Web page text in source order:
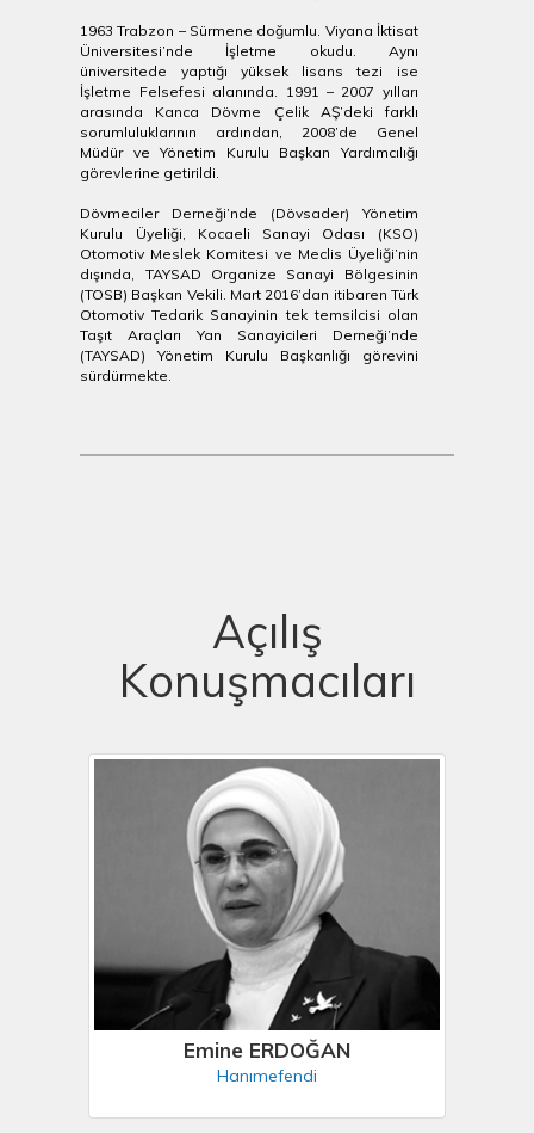
1963 Trabzon – Sürmene doğumlu. Viyana İktisat
Üniversitesi’nde İşletme okudu. Aynı
üniversitede yaptığı yüksek lisans tezi ise
İşletme Felsefesi alanında. 1991 – 2007 yılları
arasında Kanca Dövme Çelik AŞ’deki farklı
sorumluluklarının ardından, 2008’de Genel
Müdür ve Yönetim Kurulu Başkan Yardımcılığı
görevlerine getirildi.
Dövmeciler Derneği’nde (Dövsader) Yönetim
Kurulu Üyeliği, Kocaeli Sanayi Odası (KSO)
Otomotiv Meslek Komitesi ve Meclis Üyeliği’nin
dışında, TAYSAD Organize Sanayi Bölgesinin
(TOSB) Başkan Vekili. Mart 2016’dan itibaren Türk
Otomotiv Tedarik Sanayinin tek temsilcisi olan
Taşıt Araçları Yan Sanayicileri Derneği’nde
(TAYSAD) Yönetim Kurulu Başkanlığı görevini
sürdürmekte.
Açılış
Konuşmacıları
Emine ERDOĞAN
Hanımefendi